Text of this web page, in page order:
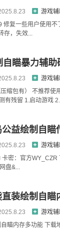
游戏
修复一些用户使用不
存，失效...
瞄暴力辅助
游戏
缩包有） 不推荐使
有残留 1.启动游戏
公益绘制自瞄
游戏
密：官方
盘&...
直装绘制自
游戏
瞄内存多功能 下载